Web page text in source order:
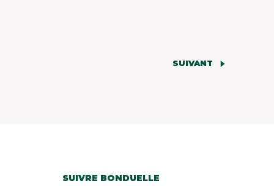
SUIVANT
SUIVRE BONDUELLE